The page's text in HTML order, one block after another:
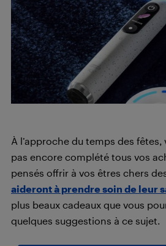
À l’approche du temps des fêtes,
pas encore complété tous vos
pensés offrir à vos êtres chers
aideront à prendre soin de leur
plus beaux cadeaux que vous
quelques suggestions à ce sujet.